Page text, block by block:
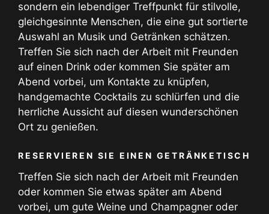
sondern ein lebendiger Treffpunkt für stilvolle,
gleichgesinnte Menschen, die eine gut sortierte
Auswahl an Musik und Getränken schätzen.
Treffen Sie sich nach der Arbeit mit Freunden
auf einen Drink oder kommen Sie später am
Abend vorbei, um Kontakte zu knüpfen,
handgemachte Cocktails zu schlürfen und die
herrliche Aussicht auf diesen wunderschönen
Ort zu genießen.
RESERVIEREN SIE EINEN GETRÄNKETISCH
Treffen Sie sich nach der Arbeit mit Freunden
oder kommen Sie etwas später am Abend
vorbei, um gute Weine und Champagner oder